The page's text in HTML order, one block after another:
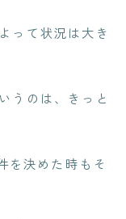
って状況は大き
うのは、きっと
を決めた時もそ